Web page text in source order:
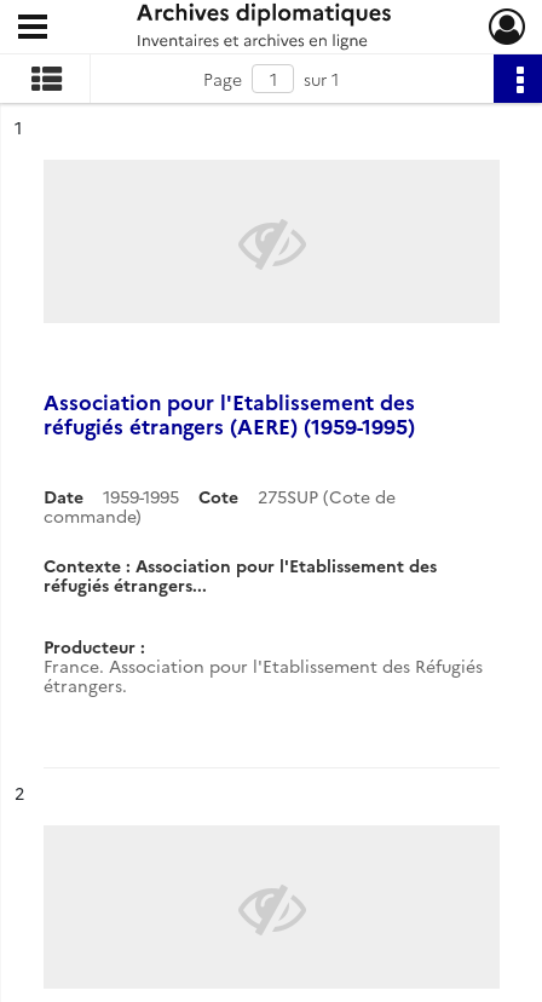
Archives diplomatiques
Ouvrir le menu déroulant
Page
sur 1
n°
1
Association pour l'Etablissement des
réfugiés étrangers (AERE) (1959-1995)
Date 1959-1995 Cote
275SUP (Cote de
commande)
Contexte : Association pour l'Etablissement des
réfugiés étrangers...
Producteur :
France. Association pour l'Etablissement des Réfugiés
étrangers.
n°
2